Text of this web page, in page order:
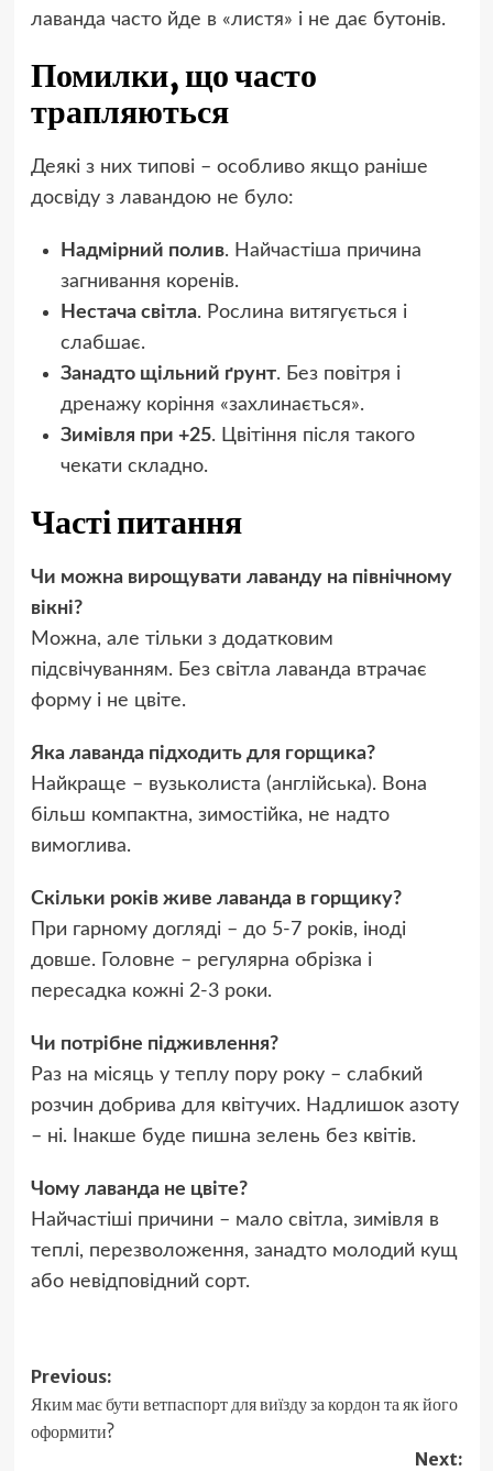
лаванда часто йде в «листя» і не дає бутонів.
Помилки, що часто
трапляються
Деякі з них типові – особливо якщо раніше
досвіду з лавандою не було:
Надмірний полив. Найчастіша причина
загнивання коренів.
Нестача світла. Рослина витягується і
слабшає.
Занадто щільний ґрунт. Без повітря і
дренажу коріння «захлинається».
Зимівля при +25. Цвітіння після такого
чекати складно.
Часті питання
Чи можна вирощувати лаванду на північному
вікні?
Можна, але тільки з додатковим
підсвічуванням. Без світла лаванда втрачає
форму і не цвіте.
Яка лаванда підходить для горщика?
Найкраще – вузьколиста (англійська). Вона
більш компактна, зимостійка, не надто
вимоглива.
Скільки років живе лаванда в горщику?
При гарному догляді – до 5-7 років, іноді
довше. Головне – регулярна обрізка і
пересадка кожні 2-3 роки.
Чи потрібне підживлення?
Раз на місяць у теплу пору року – слабкий
розчин добрива для квітучих. Надлишок азоту
– ні. Інакше буде пишна зелень без квітів.
Чому лаванда не цвіте?
Найчастіші причини – мало світла, зимівля в
теплі, перезволоження, занадто молодий кущ
або невідповідний сорт.
Post
navigation
Previous:
Яким має бути ветпаспорт для виїзду за кордон та як його
оформити?
Next: